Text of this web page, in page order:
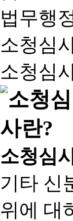
법무행
소청심
소청심
소청심
기타 신
위에 대